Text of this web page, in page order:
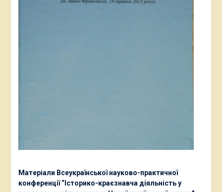
Матеріали Всеукраїнської науково-практичної
конференції “Історико-краєзнавча діяльність у